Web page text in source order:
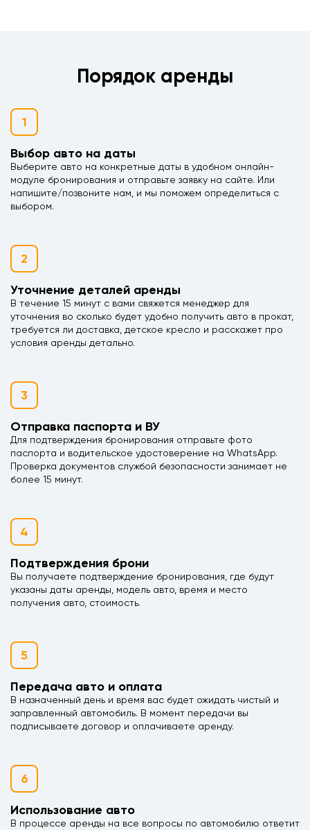
Порядок аренды
1
Выбор авто на даты
Выберите авто на конкретные даты в удобном онлайн-
модуле бронирования и отправьте заявку на сайте. Или
напишите/позвоните нам, и мы поможем определиться с
выбором.
2
Уточнение деталей аренды
В течение 15 минут с вами свяжется менеджер для
уточнения во сколько будет удобно получить авто в прокат,
требуется ли доставка, детское кресло и расскажет про
условия аренды детально.
3
Отправка паспорта и ВУ
Для подтверждения бронирования отправьте фото
паспорта и водительское удостоверение на WhatsApp.
Проверка документов службой безопасности занимает не
более 15 минут.
4
Подтверждения брони
Вы получаете подтверждение бронирования, где будут
указаны даты аренды, модель авто, время и место
получения авто, стоимость.
5
Передача авто и оплата
В назначенный день и время вас будет ожидать чистый и
заправленный автомобиль. В момент передачи вы
подписываете договор и оплачиваете аренду.
6
Использование авто
В процессе аренды на все вопросы по автомобилю ответит